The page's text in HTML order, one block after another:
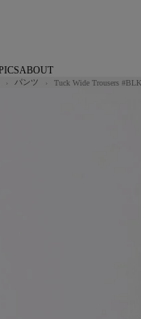
ABOUT
パンツ Tuck Wide Trousers